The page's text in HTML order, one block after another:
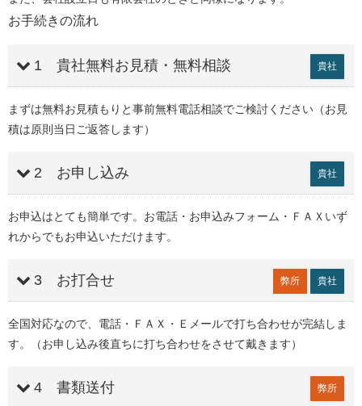
お手続きの流れ
1 貴社無料お見積・無料相談 貴社
まずは無料お見積もりと事前無料電話相談でご検討ください（お見
積は原則当日ご返答します）
2 お申し込み 貴社
お申込はとても簡単です。お電話・お申込みフォーム・ＦＡＸいず
れからでもお申込いただけます。
3 お打合せ 貴社
弊所
全国対応なので、電話・ＦＡＸ・Ｅメールで打ち合わせが完結しま
す。（お申し込み後直ちに打ち合わせをさせて戴きます）
4 書類送付 弊所